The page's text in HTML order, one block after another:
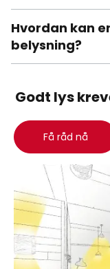
Hvordan kan
belysning?
Godt lys
Få råd nå